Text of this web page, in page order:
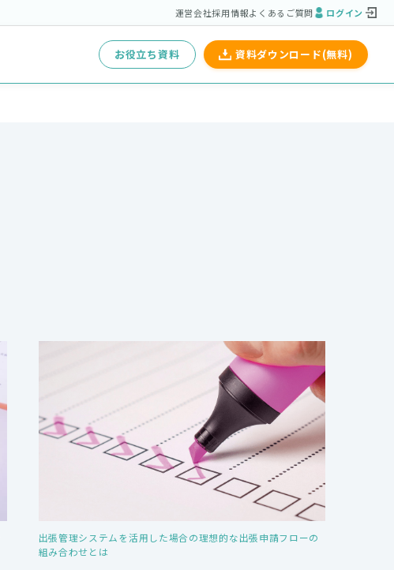
運営会社採用情報よくあるご質問 ログイン
お役立ち資料 資料ダウンロード(無料)
出張管理システムを活用した場合の理想的な出張申請フローの
組み合わせとは